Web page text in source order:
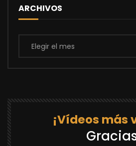
ARCHIVOS
Archivos
¡Vídeos más